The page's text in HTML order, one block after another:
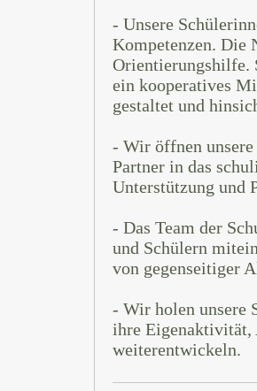
- Unsere
Kompetenzen. Die
Orientierungshilfe.
ein kooperatives
gestaltet und
- Wir öffnen unsere
Partner in das
Unterstützung und
- Das Team der
und Schülern
von gegenseitiger
- Wir holen unsere
ihre Eigenaktivität,
weiterentwickeln.